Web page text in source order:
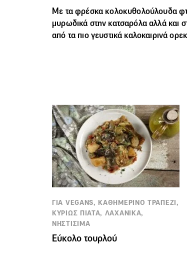
Με τα φρέσκα κολοκυθολούλουδα
μυρωδικά στην κατσαρόλα αλλά και
από τα πιο γευστικά καλοκαιρινά
ΓΙΑ VEGANS, ΚΑΘΗΜΕΡΙΝΟ ΤΡΑΠΕΖΙ,
ΚΥΡΙΩΣ ΠΙΑΤΑ, ΛΑΧΑΝΙΚΑ,
ΝΗΣΤΙΣΙΜΑ
Εύκολο τουρλού